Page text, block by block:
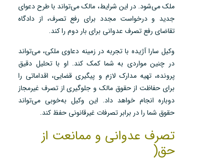
ملک می‌شود. در این شرایط، مالک می‌تواند با طرح دعوای
جدید و درخواست مجدد برای رفع تصرف، از دادگاه
تقاضای رفع تصرف عدوانی برای بار دوم را کند.
وکیل سارا آژیده با تجربه در زمینه دعاوی ملکی، می‌تواند
در چنین مواردی به شما کمک کند. او با تحلیل دقیق
پرونده، تهیه مدارک لازم و پیگیری قضایی، اقداماتی را
برای حفاظت از حقوق مالک و جلوگیری از تصرف غیرمجاز
دوباره انجام خواهد داد. این وکیل به‌خوبی می‌تواند
حقوق شما را در برابر تصرفات غیرقانونی حفظ کند.
تصرف عدوانی و ممانعت از
حق(